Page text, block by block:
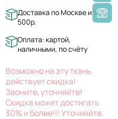
Доставка по Москве и МО
500р.
Оплата: картой,
наличными, по счёту
Возможно на эту ткань
действует скидка!
Звоните, уточняйте!
Скидка может достигать
30% и более!!! Уточняйте.